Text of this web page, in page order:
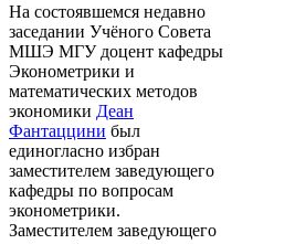
На состоявшемся недавно
заседании Учёного Совета
МШЭ МГУ доцент кафедры
Эконометрики и
математических методов
экономики Деан
Фантаццини был
единогласно избран
заместителем заведующего
кафедры по вопросам
эконометрики.
Заместителем заведующего